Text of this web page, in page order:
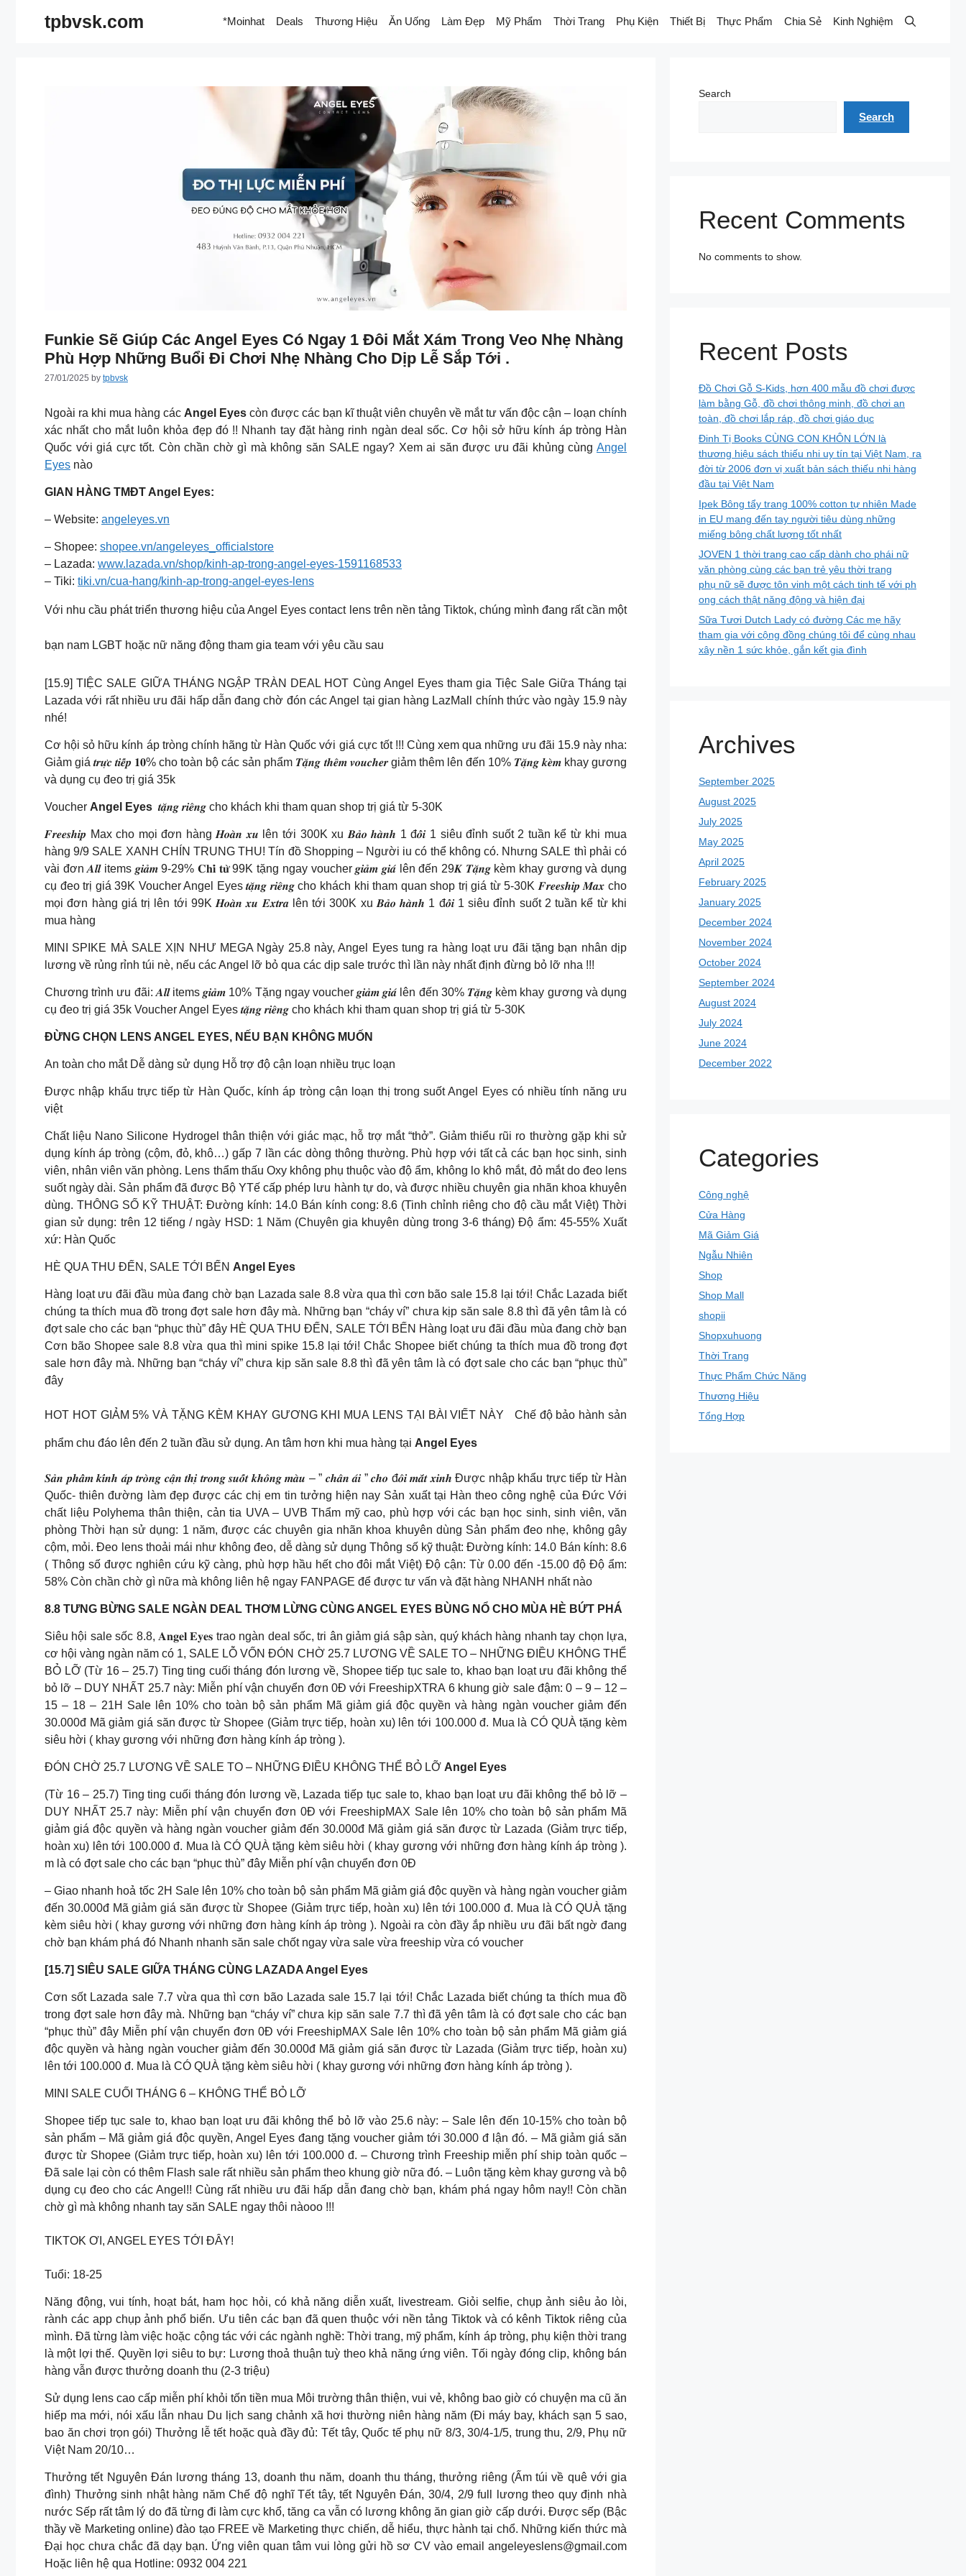
tpbvsk.com *Moinhat Deals Thương Hiệu Ăn Uống Làm Đẹp Mỹ Phẩm Thời Trang Phụ Kiện Thiết Bị Thực Phẩm Chia Sẻ Kinh Nghiệm
Funkie Sẽ Giúp Các Angel Eyes Có Ngay 1 Đôi Mắt Xám Trong Veo Nhẹ Nhàng
Phù Hợp Những Buổi Đi Chơi Nhẹ Nhàng Cho Dịp Lễ Sắp Tới .
27/01/2025 by tpbvsk
Ngoài ra khi mua hàng các Angel Eyes còn được các bạn kĩ thuật viên chuyên về mắt tư vấn độc cận – loạn chính
xác nhất cho mắt luôn khỏa đẹp đó !! Nhanh tay đặt hàng rinh ngàn deal sốc. Cơ hội sở hữu kính áp tròng Hàn
Quốc với giá cực tốt. Còn chần chờ gì mà không săn SALE ngay? Xem ai săn được ưu đãi khủng cùng Angel
Eyes nào
GIAN HÀNG TMĐT Angel Eyes:
– Website: angeleyes.vn
– Shopee: shopee.vn/angeleyes_officialstore
– Lazada: www.lazada.vn/shop/kinh-ap-trong-angel-eyes-1591168533
– Tiki: tiki.vn/cua-hang/kinh-ap-trong-angel-eyes-lens
Với nhu cầu phát triển thương hiệu của Angel Eyes contact lens trên nền tảng Tiktok, chúng mình đang rất cần một
bạn nam LGBT hoặc nữ năng động tham gia team với yêu cầu sau
[15.9] TIỆC SALE GIỮA THÁNG NGẬP TRÀN DEAL HOT Cùng Angel Eyes tham gia Tiệc Sale Giữa Tháng tại
Lazada với rất nhiều ưu đãi hấp dẫn đang chờ đón các Angel tại gian hàng LazMall chính thức vào ngày 15.9 này
nhé!
Cơ hội sỏ hữu kính áp tròng chính hãng từ Hàn Quốc với giá cực tốt !!! Cùng xem qua những ưu đãi 15.9 này nha:
Giảm giá 𝒕𝒓𝒖̛̣𝒄 𝒕𝒊𝒆̂́𝒑 𝟏𝟎% cho toàn bộ các sản phẩm 𝑻𝒂̣̆𝒏𝒈 𝒕𝒉𝒆̂𝒎 𝒗𝒐𝒖𝒄𝒉𝒆𝒓 giảm thêm lên đến 10% 𝑻𝒂̣̆𝒏𝒈 𝒌𝒆̀𝒎 khay gương
và dụng cụ đeo trị giá 35k
Voucher Angel Eyes 𝒕𝒂̣̆𝒏𝒈 𝒓𝒊𝒆̂𝒏𝒈 cho khách khi tham quan shop trị giá từ 5-30K
𝑭𝒓𝒆𝒆𝒔𝒉𝒊𝒑 Max cho mọi đơn hàng 𝑯𝒐𝒂̀𝒏 𝒙𝒖 lên tới 300K xu 𝑩𝒂̉𝒐 𝒉𝒂̀𝒏𝒉 1 đ𝒐̂̉𝒊 1 siêu đỉnh suốt 2 tuần kể từ khi mua
hàng 9/9 SALE XANH CHÍN TRUNG THU! Tín đồ Shopping – Người iu có thể không có. Nhưng SALE thì phải có
vài đơn 𝑨𝒍𝒍 items 𝒈𝒊𝒂̉𝒎 9-29% 𝐂𝐡𝐢̉ 𝐭𝐮̛̀ 99K tặng ngay voucher 𝒈𝒊𝒂̉𝒎 𝒈𝒊𝒂́ lên đến 29𝑲 𝑻𝒂̣̆𝒏𝒈 kèm khay gương và dụng
cụ đeo trị giá 39K Voucher Angel Eyes 𝒕𝒂̣̆𝒏𝒈 𝒓𝒊𝒆̂𝒏𝒈 cho khách khi tham quan shop trị giá từ 5-30K 𝑭𝒓𝒆𝒆𝒔𝒉𝒊𝒑 𝑴𝒂𝒙 cho
mọi đơn hàng giá trị lên tới 99K 𝑯𝒐𝒂̀𝒏 𝒙𝒖 𝑬𝒙𝒕𝒓𝒂 lên tới 300K xu 𝑩𝒂̉𝒐 𝒉𝒂̀𝒏𝒉 1 đ𝒐̂̉𝒊 1 siêu đỉnh suốt 2 tuần kể từ khi
mua hàng
MINI SPIKE MÀ SALE XỊN NHƯ MEGA Ngày 25.8 này, Angel Eyes tung ra hàng loạt ưu đãi tặng bạn nhân dịp
lương về rủng rỉnh túi nè, nếu các Angel lỡ bỏ qua các dịp sale trước thì lần này nhất định đừng bỏ lỡ nha !!!
Chương trình ưu đãi: 𝑨𝒍𝒍 items 𝒈𝒊𝒂̉𝒎 10% Tặng ngay voucher 𝒈𝒊𝒂̉𝒎 𝒈𝒊𝒂́ lên đến 30% 𝑻𝒂̣̆𝒏𝒈 kèm khay gương và dụng
cụ đeo trị giá 35k Voucher Angel Eyes 𝒕𝒂̣̆𝒏𝒈 𝒓𝒊𝒆̂𝒏𝒈 cho khách khi tham quan shop trị giá từ 5-30K
ĐỪNG CHỌN LENS ANGEL EYES, NẾU BẠN KHÔNG MUỐN
An toàn cho mắt Dễ dàng sử dụng Hỗ trợ độ cận loạn nhiều trục loạn
Được nhập khẩu trực tiếp từ Hàn Quốc, kính áp tròng cận loạn thị trong suốt Angel Eyes có nhiều tính năng ưu
việt
Chất liệu Nano SiIicone Hydrogel thân thiện với giác mạc, hỗ trợ mắt “thở”. Giảm thiểu rũi ro thường gặp khi sử
dụng kính áp tròng (cộm, đỏ, khô…) gấp 7 lần các dòng thông thường. Phù hợp với tất cả các bạn học sinh, sinh
viên, nhân viên văn phòng. Lens thẩm thấu Oxy không phụ thuộc vào độ ẩm, không lo khô mắt, đỏ mắt do đeo lens
suốt ngày dài. Sản phẩm đã được Bộ YTế cấp phép lưu hành tự do, và được nhiều chuyên gia nhãn khoa khuyên
dùng. THÔNG SỐ KỸ THUẬT: Đường kính: 14.0 Bán kính cong: 8.6 (Tinh chỉnh riêng cho độ cầu mắt Việt) Thời
gian sử dụng: trên 12 tiếng / ngày HSD: 1 Năm (Chuyên gia khuyên dùng trong 3-6 tháng) Độ ẩm: 45-55% Xuất
xứ: Hàn Quốc
HÈ QUA THU ĐẾN, SALE TỚI BẾN Angel Eyes
Hàng loạt ưu đãi đầu mùa đang chờ bạn Lazada sale 8.8 vừa qua thì cơn bão sale 15.8 lại tới! Chắc Lazada biết
chúng ta thích mua đồ trong đợt sale hơn đây mà. Những bạn “cháy ví” chưa kịp săn sale 8.8 thì đã yên tâm là có
đợt sale cho các bạn “phục thù” đây HÈ QUA THU ĐẾN, SALE TỚI BẾN Hàng loạt ưu đãi đầu mùa đang chờ bạn
Cơn bão Shopee sale 8.8 vừa qua thì mini spike 15.8 lại tới! Chắc Shopee biết chúng ta thích mua đồ trong đợt
sale hơn đây mà. Những bạn “cháy ví” chưa kịp săn sale 8.8 thì đã yên tâm là có đợt sale cho các bạn “phục thù”
đây
HOT HOT GIẢM 5% VÀ TẶNG KÈM KHAY GƯƠNG KHI MUA LENS TẠI BÀI VIẾT NÀY Chế độ bảo hành sản
phẩm chu đáo lên đến 2 tuần đầu sử dụng. An tâm hơn khi mua hàng tại Angel Eyes
𝑺𝒂̉𝒏 𝒑𝒉𝒂̂̉𝒎 𝒌𝒊́𝒏𝒉 𝒂́𝒑 𝒕𝒓𝒐̀𝒏𝒈 𝒄𝒂̣̂𝒏 𝒕𝒉𝒊̣ 𝒕𝒓𝒐𝒏𝒈 𝒔𝒖𝒐̂́𝒕 𝒌𝒉𝒐̂𝒏𝒈 𝒎𝒂̀𝒖 – ” 𝒄𝒉𝒂̂𝒏 𝒂́𝒊 ” 𝒄𝒉𝒐 đ𝒐̂𝒊 𝒎𝒂̆́𝒕 𝒙𝒊𝒏𝒉 Được nhập khẩu trực tiếp từ Hàn
Quốc- thiên đường làm đẹp được các chị em tin tưởng hiện nay Sản xuất tại Hàn theo công nghệ của Đức Với
chất liệu Polyhema thân thiện, cản tia UVA – UVB Thẩm mỹ cao, phù hợp với các bạn học sinh, sinh viên, văn
phòng Thời hạn sử dụng: 1 năm, được các chuyên gia nhãn khoa khuyên dùng Sản phẩm đeo nhẹ, không gây
cộm, mỏi. Đeo lens thoải mái như không đeo, dễ dàng sử dụng Thông số kỹ thuật: Đường kính: 14.0 Bán kính: 8.6
( Thông số được nghiên cứu kỹ càng, phù hợp hầu hết cho đôi mắt Việt) Độ cận: Từ 0.00 đến -15.00 độ Độ ẩm:
58% Còn chần chờ gì nữa mà không liên hệ ngay FANPAGE để được tư vấn và đặt hàng NHANH nhất nào
8.8 TƯNG BỪNG SALE NGÀN DEAL THƠM LỪNG CÙNG ANGEL EYES BÙNG NỔ CHO MÙA HÈ BỨT PHÁ
Siêu hội sale sốc 8.8, 𝐀𝐧𝐠𝐞𝐥 𝐄𝐲𝐞𝐬 trao ngàn deal sốc, tri ân giảm giá sập sàn, quý khách hàng nhanh tay chọn lựa,
cơ hội vàng ngàn năm có 1, SALE LỖ VỐN ĐÓN CHỜ 25.7 LƯƠNG VỀ SALE TO – NHỮNG ĐIỀU KHÔNG THỂ
BỎ LỠ (Từ 16 – 25.7) Ting ting cuối tháng đón lương về, Shopee tiếp tục sale to, khao bạn loạt ưu đãi không thể
bỏ lỡ – DUY NHẤT 25.7 này: Miễn phí vận chuyển đơn 0Đ với FreeshipXTRA 6 khung giờ sale đậm: 0 – 9 – 12 –
15 – 18 – 21H Sale lên 10% cho toàn bộ sản phẩm Mã giảm giá độc quyền và hàng ngàn voucher giảm đến
30.000đ Mã giảm giá săn được từ Shopee (Giảm trực tiếp, hoàn xu) lên tới 100.000 đ. Mua là CÓ QUÀ tặng kèm
siêu hời ( khay gương với những đơn hàng kính áp tròng ).
ĐÓN CHỜ 25.7 LƯƠNG VỀ SALE TO – NHỮNG ĐIỀU KHÔNG THỂ BỎ LỠ Angel Eyes
(Từ 16 – 25.7) Ting ting cuối tháng đón lương về, Lazada tiếp tục sale to, khao bạn loạt ưu đãi không thể bỏ lỡ –
DUY NHẤT 25.7 này: Miễn phí vận chuyển đơn 0Đ với FreeshipMAX Sale lên 10% cho toàn bộ sản phẩm Mã
giảm giá độc quyền và hàng ngàn voucher giảm đến 30.000đ Mã giảm giá săn được từ Lazada (Giảm trực tiếp,
hoàn xu) lên tới 100.000 đ. Mua là CÓ QUÀ tặng kèm siêu hời ( khay gương với những đơn hàng kính áp tròng ).
m là có đợt sale cho các bạn “phục thù” đây Miễn phí vận chuyển đơn 0Đ
– Giao nhanh hoả tốc 2H Sale lên 10% cho toàn bộ sản phẩm Mã giảm giá độc quyền và hàng ngàn voucher giảm
đến 30.000đ Mã giảm giá săn được từ Shopee (Giảm trực tiếp, hoàn xu) lên tới 100.000 đ. Mua là CÓ QUÀ tặng
kèm siêu hời ( khay gương với những đơn hàng kính áp tròng ). Ngoài ra còn đầy ắp nhiều ưu đãi bất ngờ đang
chờ bạn khám phá đó Nhanh nhanh săn sale chốt ngay vừa sale vừa freeship vừa có voucher
[15.7] SIÊU SALE GIỮA THÁNG CÙNG LAZADA Angel Eyes
Cơn sốt Lazada sale 7.7 vừa qua thì cơn bão Lazada sale 15.7 lại tới! Chắc Lazada biết chúng ta thích mua đồ
trong đợt sale hơn đây mà. Những bạn “cháy ví” chưa kịp săn sale 7.7 thì đã yên tâm là có đợt sale cho các bạn
“phục thù” đây Miễn phí vận chuyển đơn 0Đ với FreeshipMAX Sale lên 10% cho toàn bộ sản phẩm Mã giảm giá
độc quyền và hàng ngàn voucher giảm đến 30.000đ Mã giảm giá săn được từ Lazada (Giảm trực tiếp, hoàn xu)
lên tới 100.000 đ. Mua là CÓ QUÀ tặng kèm siêu hời ( khay gương với những đơn hàng kính áp tròng ).
MINI SALE CUỐI THÁNG 6 – KHÔNG THỂ BỎ LỠ
Shopee tiếp tục sale to, khao bạn loạt ưu đãi không thể bỏ lỡ vào 25.6 này: – Sale lên đến 10-15% cho toàn bộ
sản phẩm – Mã giảm giá độc quyền, Angel Eyes đang tặng voucher giảm tới 30.000 đ lận đó. – Mã giảm giá săn
được từ Shopee (Giảm trực tiếp, hoàn xu) lên tới 100.000 đ. – Chương trình Freeship miễn phí ship toàn quốc –
Đã sale lại còn có thêm Flash sale rất nhiều sản phẩm theo khung giờ nữa đó. – Luôn tặng kèm khay gương và bộ
dụng cụ đeo cho các Angel!! Cùng rất nhiều ưu đãi hấp dẫn đang chờ bạn, khám phá ngay hôm nay!! Còn chần
chờ gì mà không nhanh tay săn SALE ngay thôi nàooo !!!
TIKTOK ƠI, ANGEL EYES TỚI ĐÂY!
Tuổi: 18-25
Năng động, vui tính, hoạt bát, ham học hỏi, có khả năng diễn xuất, livestream. Giỏi selfie, chụp ảnh siêu ảo lòi,
rành các app chụp ảnh phổ biến. Ưu tiên các bạn đã quen thuộc với nền tảng Tiktok và có kênh Tiktok riêng của
mình. Đã từng làm việc hoặc cộng tác với các ngành nghề: Thời trang, mỹ phẩm, kính áp tròng, phụ kiện thời trang
là một lợi thế. Quyền lợi siêu to bự: Lương thoả thuận tuỳ theo khả năng ứng viên. Tối ngày đóng clip, không bán
hàng vẫn được thưởng doanh thu (2-3 triệu)
Sử dụng lens cao cấp miễn phí khỏi tốn tiền mua Môi trường thân thiện, vui vẻ, không bao giờ có chuyện ma cũ ăn
hiếp ma mới, nói xấu lẫn nhau Du lịch sang chảnh xã hơi thường niên hàng năm (Đi máy bay, khách sạn 5 sao,
bao ăn chơi trọn gói) Thưởng lễ tết hoặc quà đầy đủ: Tết tây, Quốc tế phụ nữ 8/3, 30/4-1/5, trung thu, 2/9, Phụ nữ
Việt Nam 20/10…
Thưởng tết Nguyên Đán lương tháng 13, doanh thu năm, doanh thu tháng, thưởng riêng (Ấm túi về quê với gia
đình) Thưởng sinh nhật hàng năm Chế độ nghĩ Tết tây, tết Nguyên Đán, 30/4, 2/9 full lương theo quy định nhà
nước Sếp rất tâm lý do đã từng đi làm cực khổ, tăng ca vẫn có lương không ăn gian giờ cấp dưới. Được sếp (Bậc
thầy về Marketing online) đào tạo FREE về Marketing thực chiến, dễ hiểu, thực hành tại chổ. Những kiến thức mà
Đại học chưa chắc đã dạy bạn. Ứng viên quan tâm vui lòng gửi hồ sơ CV vào email angeleyeslens@gmail.com
Hoặc liên hệ qua Hotline: 0932 004 221
Search
Search
Recent Comments
No comments to show.
Recent Posts
Đồ Chơi Gỗ S-Kids, hơn 400 mẫu đồ chơi được
làm bằng Gỗ, đồ chơi thông minh, đồ chơi an
toàn, đồ chơi lắp ráp, đồ chơi giáo dục
Đinh Tị Books CÙNG CON KHÔN LỚN là
thương hiệu sách thiếu nhi uy tín tại Việt Nam, ra
đời từ 2006 đơn vị xuất bản sách thiếu nhi hàng
đầu tại Việt Nam
Ipek Bông tẩy trang 100% cotton tự nhiên Made
in EU mang đến tay người tiêu dùng những
miếng bông chất lượng tốt nhất
JOVEN 1 thời trang cao cấp dành cho phái nữ
văn phòng cùng các bạn trẻ yêu thời trang
phụ nữ sẽ được tôn vinh một cách tinh tế với ph
ong cách thật năng động và hiện đại
Sữa Tươi Dutch Lady có đường Các mẹ hãy
tham gia với cộng đồng chúng tôi để cùng nhau
xây nền 1 sức khỏe, gắn kết gia đình
Archives
September 2025
August 2025
July 2025
May 2025
April 2025
February 2025
January 2025
December 2024
November 2024
October 2024
September 2024
August 2024
July 2024
June 2024
December 2022
Categories
Công nghệ
Cửa Hàng
Mã Giảm Giá
Ngẫu Nhiên
Shop
Shop Mall
shopii
Shopxuhuong
Thời Trang
Thực Phẩm Chức Năng
Thương Hiệu
Tổng Hợp